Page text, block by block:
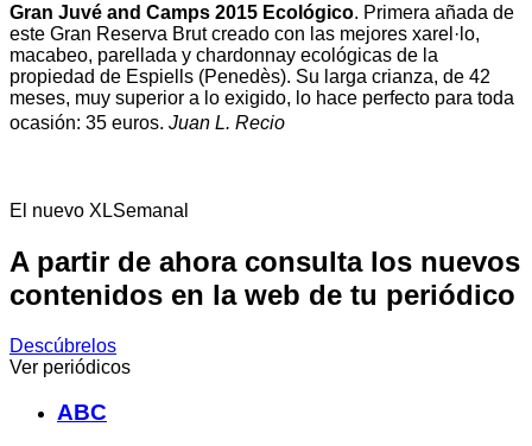
Gran Juvé and Camps 2015 Ecológico. Primera añada de
este Gran Reserva Brut creado con las mejores xarel·lo,
macabeo, parellada y chardonnay ecológicas de la
propiedad de Espiells (Penedès). Su larga crianza, de 42
meses, muy superior a lo exigido, lo hace perfecto para toda
ocasión: 35 euros. Juan L. Recio
El nuevo XLSemanal
A partir de ahora consulta los nuevos
contenidos en la web de tu periódico
Descúbrelos
Ver periódicos
ABC